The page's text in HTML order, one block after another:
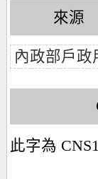
來源
內政部戶政
此字為